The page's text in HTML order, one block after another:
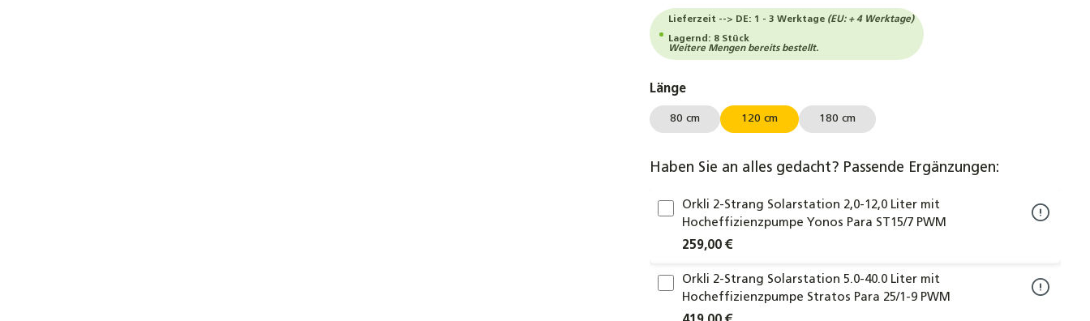
Lieferzeit --> DE: 1 - 3 Werktage (EU: + 4 Werktage)
Lagernd: 8 Stück
Weitere Mengen bereits bestellt.
Längeauswählen
80 cm 120 cm 180 cm
Haben Sie an alles gedacht? Passende Ergänzungen:
Orkli 2-Strang Solarstation 2,0-12,0 Liter mit
Hocheffizienzpumpe Yonos Para ST15/7 PWM
259,00 €
Orkli 2-Strang Solarstation 5.0-40.0 Liter mit
Hocheffizienzpumpe Stratos Para 25/1-9 PWM